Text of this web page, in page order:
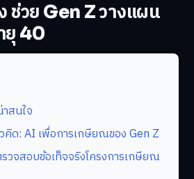
ช่วย Gen Z วางแผน
ยุ 40
สนใจ
คิด: AI เพื่อการเกษียณของ Gen Z
วจสอบข้อเท็จจริงโครงการเกษียณ